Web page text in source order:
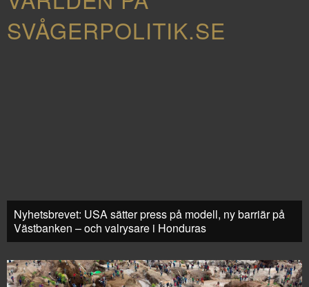
SVÅGERPOLITIK.SE
Nyhetsbrevet: USA sätter press på modell, ny barriär på
Västbanken – och valrysare i Honduras